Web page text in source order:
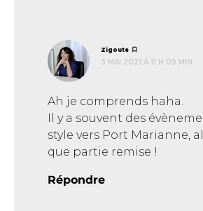
Zigoute
3 MAI 2021 À 11 H 09 MIN
Ah je comprends haha.
Il y a souvent des
style vers Port Marianne,
que partie remise !
Répondre